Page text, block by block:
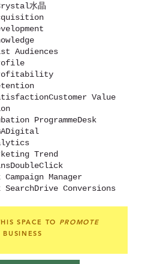
水晶
Audiences
Customer Value
ProgrammeDesk
Digital
Trend
DoubleClick
Manager
SearchDrive Conversions
SPACE TO PROMOTE
BUSINESS